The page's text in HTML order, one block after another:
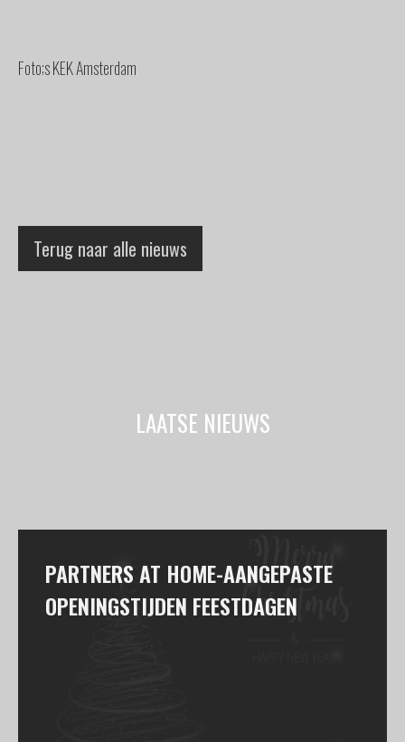
Foto;s KEK Amsterdam
Terug naar alle nieuws
LAATSE NIEUWS
PARTNERS AT HOME-AANGEPASTE
OPENINGSTIJDEN FEESTDAGEN